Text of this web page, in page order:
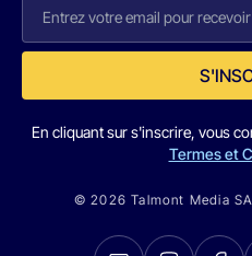
En cliquant sur s'inscrire, vous
Termes et
© 2026 Talmont Media